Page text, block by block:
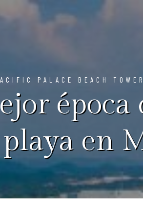
PALACE BEACH
en